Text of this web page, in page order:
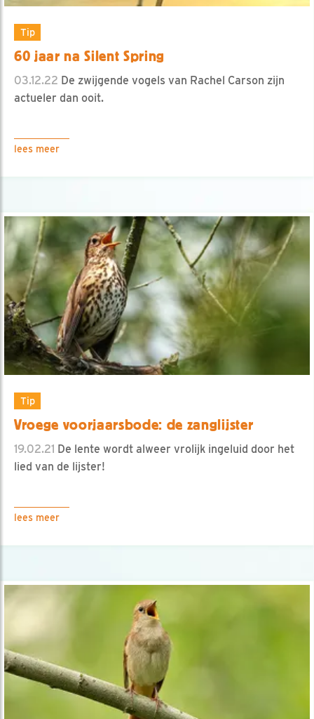
Tip
60 jaar na Silent Spring
03.12.22 De zwijgende vogels van Rachel Carson zijn
actueler dan ooit.
lees meer
Tip
Vroege voorjaarsbode: de zanglijster
19.02.21 De lente wordt alweer vrolijk ingeluid door het
lied van de lijster!
lees meer